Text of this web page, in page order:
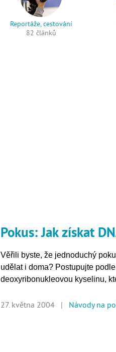
Reportáže, cestování
82 článků
Pokus: Jak získat
Věřili byste, že jednoduchý
udělat i doma? Postupujte
deoxyribonukleovou kyselinu,
27. května 2004 | Návody na